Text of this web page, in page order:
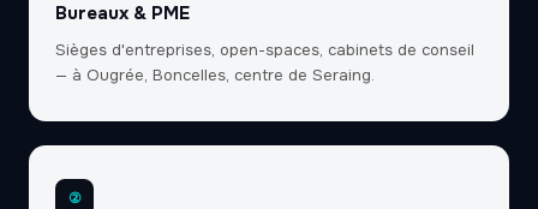
Bureaux & PME
Sièges d'entreprises, open-spaces, cabinets de conseil
— à Ougrée, Boncelles, centre de Seraing.
②